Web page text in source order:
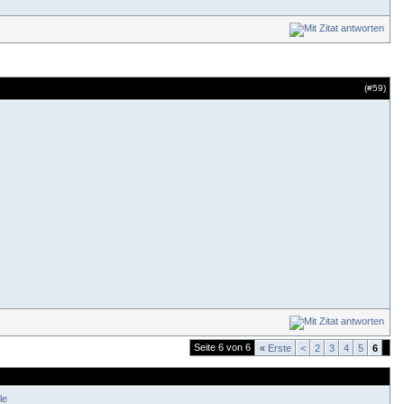
(#59)
Seite 6 von 6 « Erste < 2 3 4 5 6